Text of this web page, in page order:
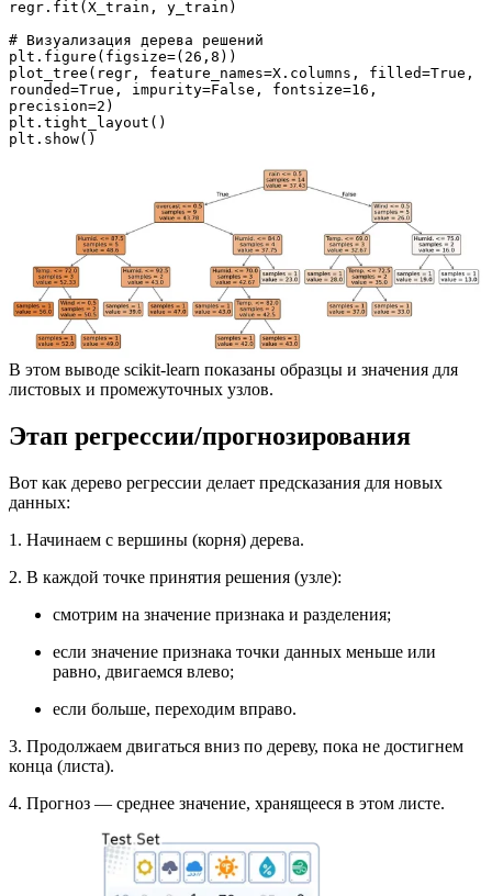
regr.fit(X_train, y_train)
# Визуализация дерева решений
plt.figure(figsize=(26,8))
plot_tree(regr, feature_names=X.columns, filled=True,
rounded=True, impurity=False, fontsize=16,
precision=2)
plt.tight_layout()
plt.show()
В этом выводе scikit-learn показаны образцы и значения для
листовых и промежуточных узлов.
Этап регрессии/прогнозирования
Вот как дерево регрессии делает предсказания для новых
данных:
1. Начинаем с вершины (корня) дерева.
2. В каждой точке принятия решения (узле):
смотрим на значение признака и разделения;
если значение признака точки данных меньше или
равно, двигаемся влево;
если больше, переходим вправо.
3. Продолжаем двигаться вниз по дереву, пока не достигнем
конца (листа).
4. Прогноз — среднее значение, хранящееся в этом листе.